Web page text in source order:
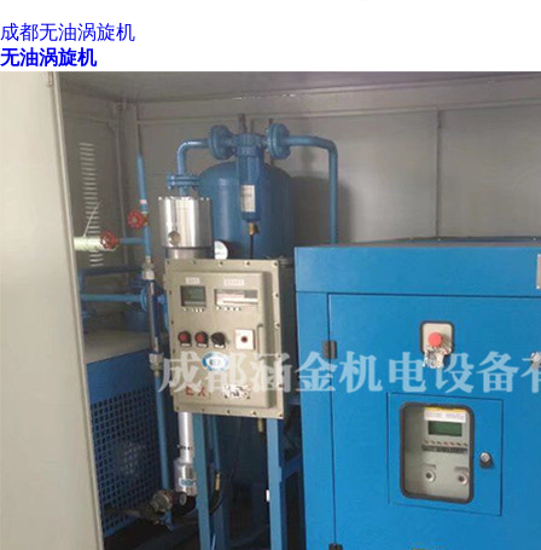
成都无油涡旋机
无油涡旋机